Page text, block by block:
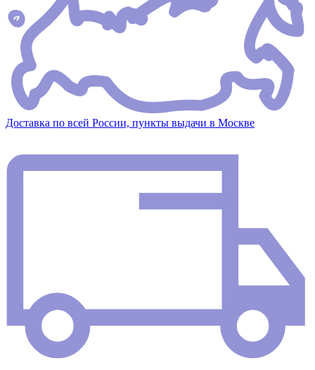
Доставка по всей России, пункты выдачи в Москве